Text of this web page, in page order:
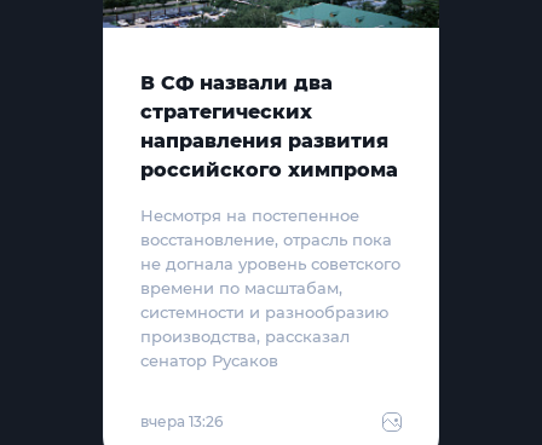
В СФ назвали два
стратегических
направления развития
российского химпрома
Несмотря на постепенное
восстановление, отрасль пока
не догнала уровень советского
времени по масштабам,
системности и разнообразию
производства, рассказал
сенатор Русаков
вчера 13:26